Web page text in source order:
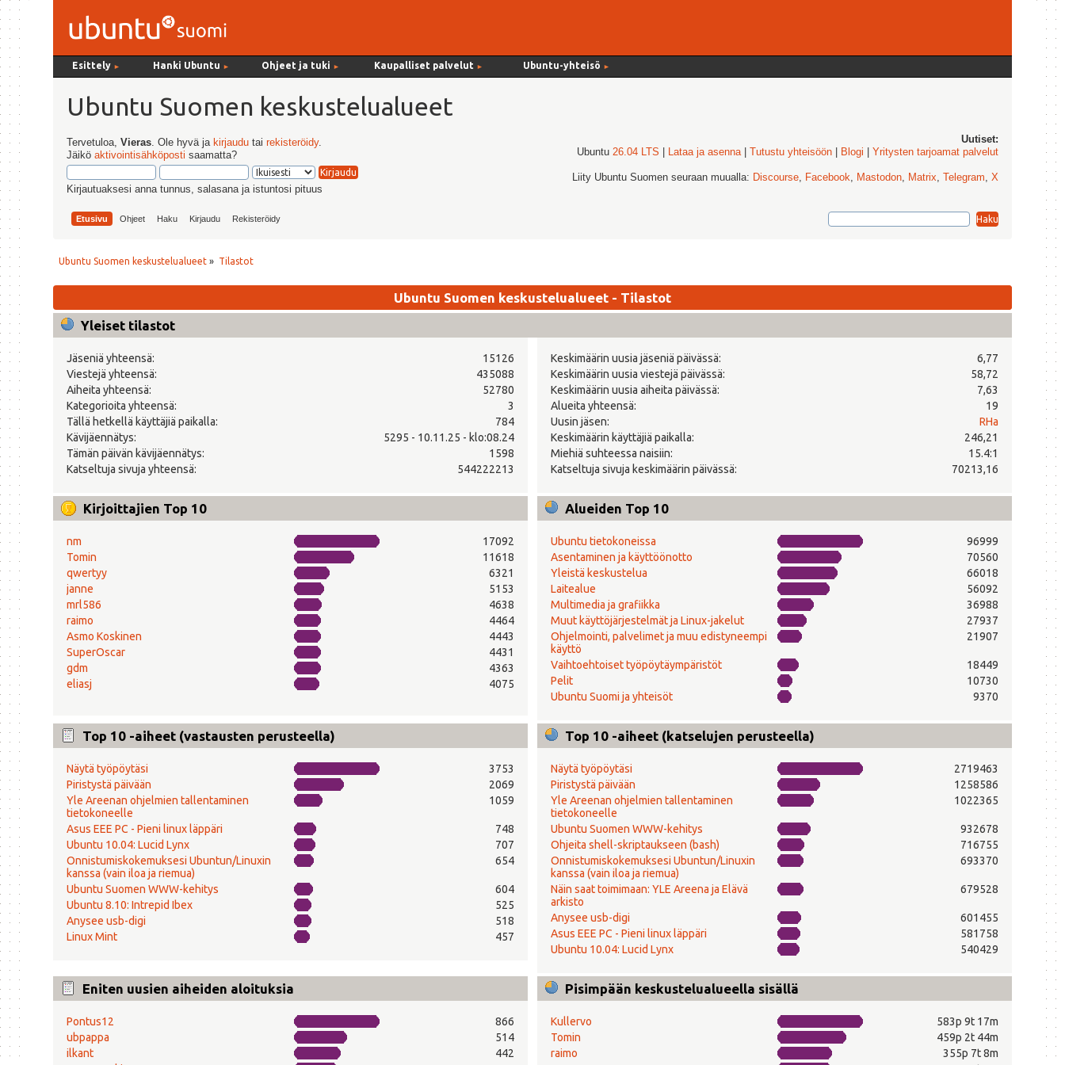
Esittely ► Hanki Ubuntu ► Ohjeet ja tuki ► Kaupalliset palvelut ► Ubuntu-yhteisö ►
Ubuntu Suomen keskustelualueet
Tervetuloa, Vieras. Ole hyvä ja kirjaudutai rekisteröidy.
Jäikö aktivointisähköposti saamatta?
Kirjautuaksesi anna tunnus, salasana ja istuntosi pituus
Uutiset:
Ubuntu26.04 LTS Lataa ja asenna|Tutustu yhteisöön Blogi |Yritysten tarjoamat palvelut
Liity Ubuntu Suomen seuraan muualla: Discourse, Facebook, Mastodon, Matrix,Telegram,X
Etusivu Ohjeet Haku Kirjaudu Rekisteröidy
Ubuntu Suomen keskustelualueet » Tilastot
Ubuntu Suomen keskustelualueet - Tilastot
Yleiset tilastot
Jäseniä yhteensä:
15126
Viestejä yhteensä:
435088
Aiheita yhteensä:
52780
Kategorioita yhteensä:
3
Tällä hetkellä käyttäjiä paikalla:
784
Kävijäennätys:
5295 - 10.11.25 - klo:08.24
Tämän päivän kävijäennätys:
1598
Katseltuja sivuja yhteensä:
544222213
Keskimäärin uusia jäseniä päivässä:
6,77
Keskimäärin uusia viestejä päivässä:
58,72
Keskimäärin uusia aiheita päivässä:
7,63
Alueita yhteensä:
19
Uusin jäsen:
RHa
Keskimäärin käyttäjiä paikalla:
246,21
Miehiä suhteessa naisiin:
15.4:1
Katseltuja sivuja keskimäärin päivässä:
70213,16
Kirjoittajien Top 10
nm
17092
Tomin
11618
qwertyy
6321
janne
5153
mrl586
4638
raimo
4464
Asmo Koskinen
4443
SuperOscar
4431
gdm
4363
eliasj
4075
Alueiden Top 10
Ubuntu tietokoneissa
96999
Asentaminen ja käyttöönotto
70560
Yleistä keskustelua
66018
Laitealue
56092
Multimedia ja grafiikka
36988
Muut käyttöjärjestelmät ja Linux-jakelut
27937
Ohjelmointi, palvelimet ja muu edistyneempi
käyttö
21907
Vaihtoehtoiset työpöytäympäristöt
18449
Pelit
10730
Ubuntu Suomi ja yhteisöt
9370
Top 10 -aiheet (vastausten perusteella)
Näytä työpöytäsi
3753
Piristystä päivään
2069
Yle Areenan ohjelmien tallentaminen
tietokoneelle
1059
Asus EEE PC - Pieni linux läppäri
748
Ubuntu 10.04: Lucid Lynx
707
Onnistumiskokemuksesi Ubuntun/Linuxin
kanssa (vain iloa ja riemua)
654
Ubuntu Suomen WWW-kehitys
604
Ubuntu 8.10: Intrepid Ibex
525
Anysee usb-digi
518
Linux Mint
457
Top 10 -aiheet (katselujen perusteella)
Näytä työpöytäsi
2719463
Piristystä päivään
1258586
Yle Areenan ohjelmien tallentaminen
tietokoneelle
1022365
Ubuntu Suomen WWW-kehitys
932678
Ohjeita shell-skriptaukseen (bash)
716755
Onnistumiskokemuksesi Ubuntun/Linuxin
kanssa (vain iloa ja riemua)
693370
Näin saat toimimaan: YLE Areena ja Elävä
arkisto
679528
Anysee usb-digi
601455
Asus EEE PC - Pieni linux läppäri
581758
Ubuntu 10.04: Lucid Lynx
540429
Eniten uusien aiheiden aloituksia
Pontus12
866
ubpappa
514
ilkant
442
Pisimpään keskustelualueella sisällä
Kullervo
583p 9t 17m
Tomin
459p 2t 44m
raimo
355p 7t 8m